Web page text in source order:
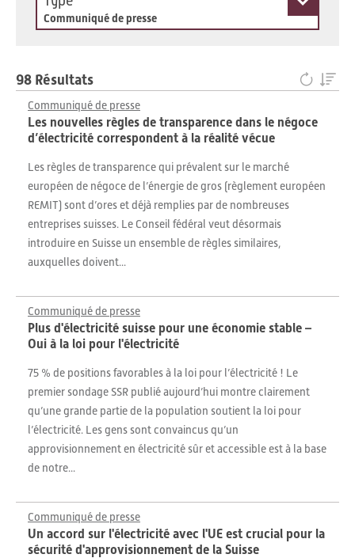
Communiqué de presse
98 Résultats
Communiqué de presse
Les nouvelles règles de transparence dans le négoce
d’électricité correspondent à la réalité vécue
Les règles de transparence qui prévalent sur le marché
européen de négoce de l’énergie de gros (règlement européen
REMIT) sont d’ores et déjà remplies par de nombreuses
entreprises suisses. Le Conseil fédéral veut désormais
introduire en Suisse un ensemble de règles similaires,
auxquelles doivent...
Communiqué de presse
Plus d'électricité suisse pour une économie stable –
Oui à la loi pour l'électricité
75 % de positions favorables à la loi pour l’électricité ! Le
premier sondage SSR publié aujourd’hui montre clairement
qu’une grande partie de la population soutient la loi pour
l’électricité. Les gens sont convaincus qu’un
approvisionnement en électricité sûr et accessible est à la base
de notre...
Communiqué de presse
Un accord sur l'électricité avec l'UE est crucial pour la
sécurité d'approvisionnement de la Suisse